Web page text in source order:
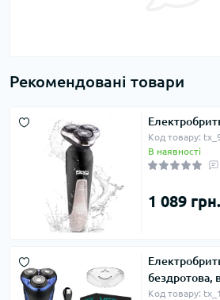
Рекомендовані товари
Код товару:
В наявності
1 089 грн.
бездротова,
Код товару: